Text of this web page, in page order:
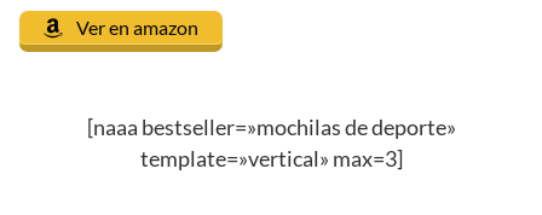
Ver en amazon
[naaa bestseller=»mochilas de deporte»
template=»vertical» max=3]